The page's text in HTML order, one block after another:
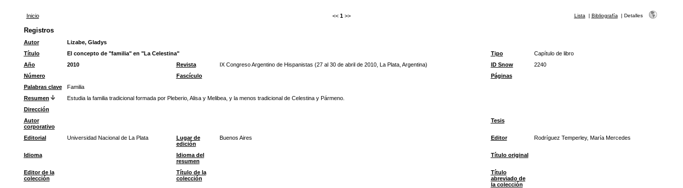
Inicio << 1 >> Lista | Bibliografía | Detalles
Registros
Autor
Lizabe, Gladys
Título
El concepto de "familia" en "La Celestina" Tipo
Capítulo de libro
Año
2010 Revista IX Congreso Argentino de Hispanistas (27 al 30 de abril de 2010, La Plata, Argentina) ID Snow
2240
Número
Fascículo
Páginas
Palabras clave
Familia
Resumen
Estudia la familia tradicional formada por Pleberio, Alisa y Melibea, y la menos tradicional de Celestina y Pármeno.
Dirección
Autor
corporativo
Tesis
Editorial Universidad Nacional de La Plata
Lugar de
edición
Buenos Aires Editor Rodríguez Temperley, María Mercedes
Idioma
Idioma del
resumen
Título original
Editor de la
colección
Título de la
colección
Título
abreviado de
la colección